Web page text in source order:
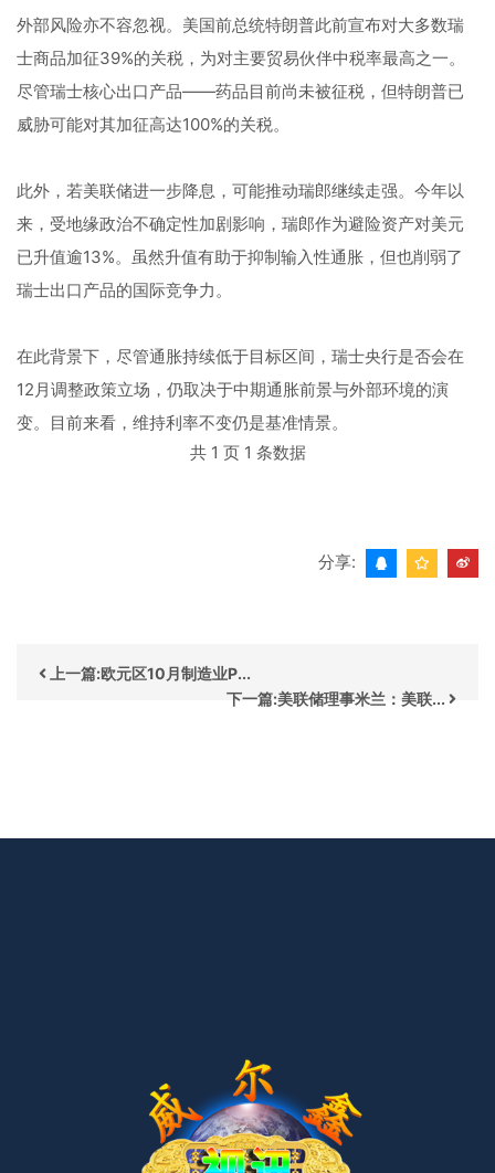
外部风险亦不容忽视。美国前总统特朗普此前宣布对大多数瑞
士商品加征39%的关税，为对主要贸易伙伴中税率最高之一。
尽管瑞士核心出口产品——药品目前尚未被征税，但特朗普已
威胁可能对其加征高达100%的关税。
此外，若美联储进一步降息，可能推动瑞郎继续走强。今年以
来，受地缘政治不确定性加剧影响，瑞郎作为避险资产对美元
已升值逾13%。虽然升值有助于抑制输入性通胀，但也削弱了
瑞士出口产品的国际竞争力。
在此背景下，尽管通胀持续低于目标区间，瑞士央行是否会在
12月调整政策立场，仍取决于中期通胀前景与外部环境的演
变。目前来看，维持利率不变仍是基准情景。
共 1 页 1 条数据
分享:
上一篇:欧元区10月制造业P...
下一篇:美联储理事米兰：美联...